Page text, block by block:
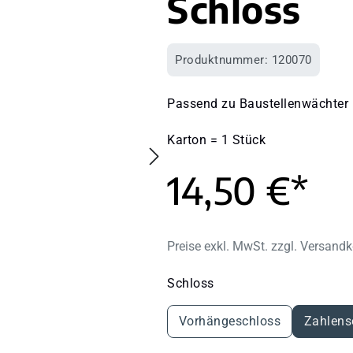
Produktnummer: 120070
Passend zu Baustellenwächter
Karton = 1 Stück
14,50 €*
Preise exkl. MwSt. zzgl.
Schlossauswählen
Vorhängeschloss